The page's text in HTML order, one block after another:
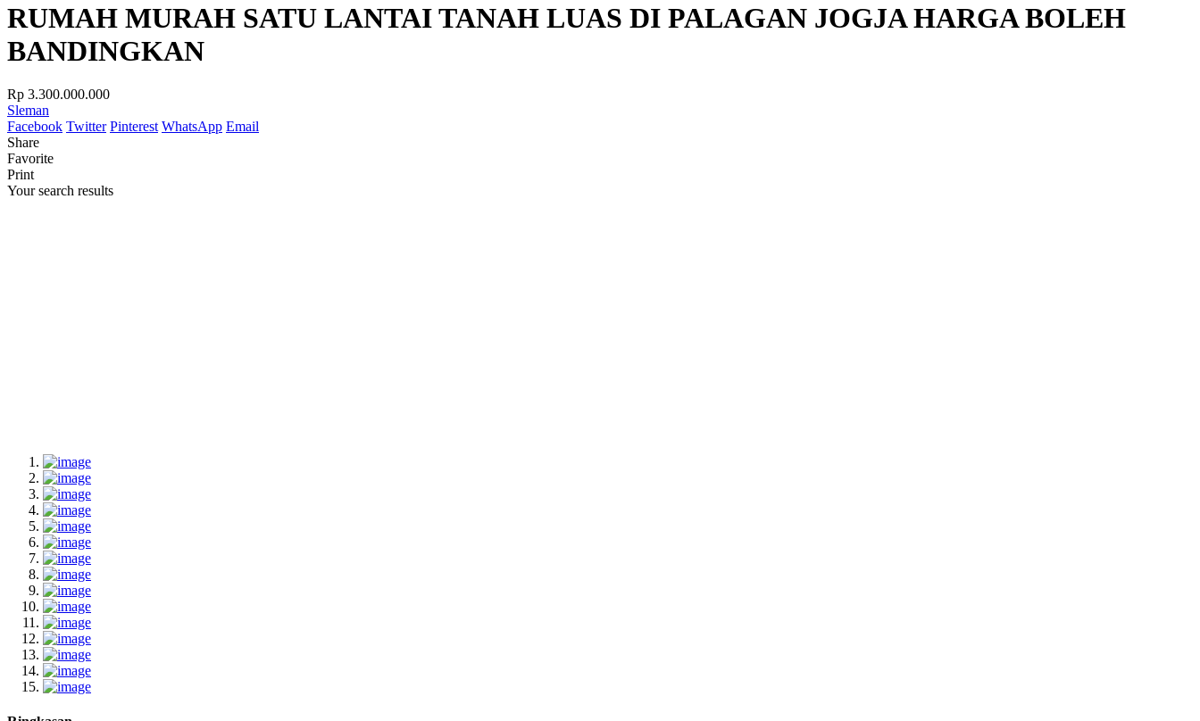
RUMAH MURAH SATU LANTAI TANAH LUAS DI PALAGAN JOGJA HARGA BOLEH
BANDINGKAN
Rp 3.300.000.000
Sleman
Facebook Twitter Pinterest WhatsApp Email
Share
Favorite
Print
Your search results